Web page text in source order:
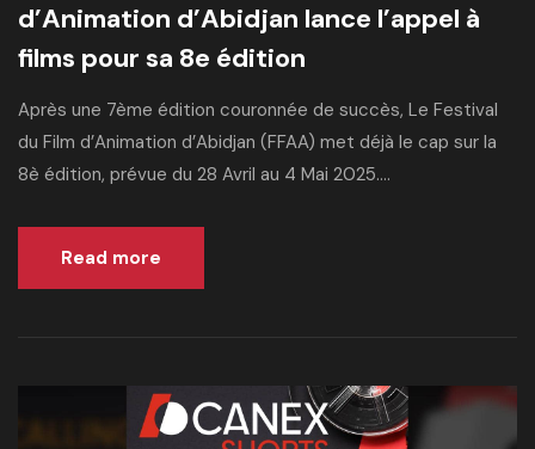
d’Animation d’Abidjan lance l’appel à
films pour sa 8e édition
Après une 7ème édition couronnée de succès, Le Festival
du Film d’Animation d’Abidjan (FFAA) met déjà le cap sur la
8è édition, prévue du 28 Avril au 4 Mai 2025....
Read more